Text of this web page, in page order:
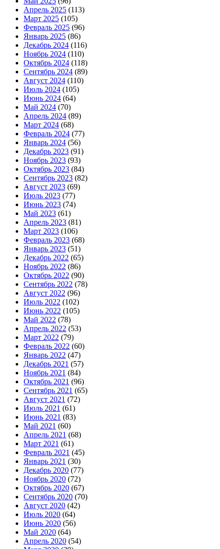
Апрель 2025 (113)
Март 2025 (105)
Февраль 2025 (96)
Январь 2025 (86)
Декабрь 2024 (116)
Ноябрь 2024 (110)
Октябрь 2024 (118)
Сентябрь 2024 (89)
Август 2024 (110)
Июль 2024 (105)
Июнь 2024 (64)
Май 2024 (70)
Апрель 2024 (89)
Март 2024 (68)
Февраль 2024 (77)
Январь 2024 (56)
Декабрь 2023 (91)
Ноябрь 2023 (93)
Октябрь 2023 (84)
Сентябрь 2023 (82)
Август 2023 (69)
Июль 2023 (77)
Июнь 2023 (74)
Май 2023 (61)
Апрель 2023 (81)
Март 2023 (106)
Февраль 2023 (68)
Январь 2023 (51)
Декабрь 2022 (65)
Ноябрь 2022 (86)
Октябрь 2022 (90)
Сентябрь 2022 (78)
Август 2022 (96)
Июль 2022 (102)
Июнь 2022 (105)
Май 2022 (78)
Апрель 2022 (53)
Март 2022 (79)
Февраль 2022 (60)
Январь 2022 (47)
Декабрь 2021 (57)
Ноябрь 2021 (84)
Октябрь 2021 (96)
Сентябрь 2021 (65)
Август 2021 (72)
Июль 2021 (61)
Июнь 2021 (83)
Май 2021 (60)
Апрель 2021 (68)
Март 2021 (61)
Февраль 2021 (45)
Январь 2021 (30)
Декабрь 2020 (77)
Ноябрь 2020 (72)
Октябрь 2020 (67)
Сентябрь 2020 (70)
Август 2020 (42)
Июль 2020 (64)
Июнь 2020 (56)
Май 2020 (64)
Апрель 2020 (54)